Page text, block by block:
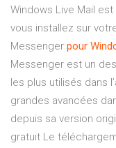
Windows Live Mail
vous installez sur
Messenger pour
Messenger est un
les plus utilisés dans
grandes avancées
depuis sa version
gratuit Le